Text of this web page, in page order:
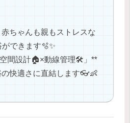
ちゃんも親もストレスな
できます🫧✨
間設計🏠×動線管理🛠️」**
快適さに直結します👓👶